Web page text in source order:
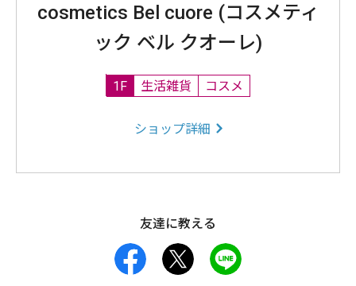
cosmetics Bel cuore (コスメティ
ック ベル クオーレ)
1F 生活雑貨 コスメ
ショップ詳細
友達に教える
facebook